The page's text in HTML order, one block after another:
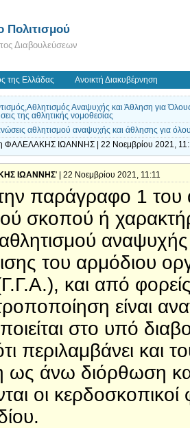
Πολιτισμού
Διαβουλεύσεων
της Ελλάδας Ανοικτή Διακυβέρνηση
Αναψυχής και Άθληση για
της αθλητικής νομοθεσίας
αθλητισμού αναψυχής και άθλησης για
ΦΑΛΕΛΑΚΗΣ ΙΩΑΝΝΗΣ | 22 Νοεμβρίου 2021,
ΙΩΑΝΝΗΣ' | 22 Νοεμβρίου 2021, 11:11
παράγραφο 1 του
σκοπού ή
του αρμόδιου
και από
είναι
στο υπό
περιλαμβάνει και
ως άνω διόρθωση
οι